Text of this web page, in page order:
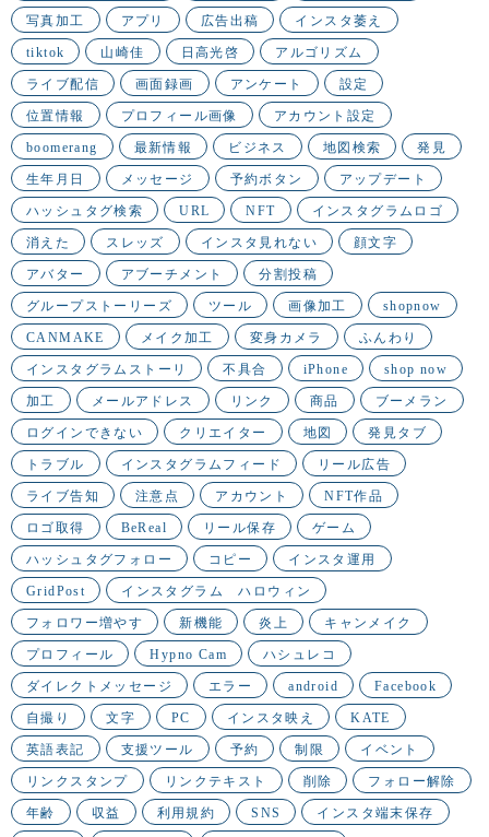
写真加工 アプリ 広告出稿 インスタ萎え
tiktok 山崎佳 日高光啓 アルゴリズム
ライブ配信 画面録画 アンケート 設定
位置情報 プロフィール画像 アカウント設定
boomerang 最新情報 ビジネス 地図検索 発見
生年月日 メッセージ 予約ボタン アップデート
ハッシュタグ検索 URL NFT インスタグラムロゴ
消えた スレッズ インスタ見れない 顔文字
アバター アブーチメント 分割投稿
グループストーリーズ ツール 画像加工 shopnow
CANMAKE メイク加工 変身カメラ ふんわり
インスタグラムストーリ 不具合 iPhone shop now
加工 メールアドレス リンク 商品 ブーメラン
ログインできない クリエイター 地図 発見タブ
トラブル インスタグラムフィード リール広告
ライブ告知 注意点 アカウント NFT作品
ロゴ取得 BeReal リール保存 ゲーム
ハッシュタグフォロー コピー インスタ運用
GridPost インスタグラム ハロウィン
フォロワー増やす 新機能 炎上 キャンメイク
プロフィール Hypno Cam ハシュレコ
ダイレクトメッセージ エラー android Facebook
自撮り 文字 PC インスタ映え KATE
英語表記 支援ツール 予約 制限 イベント
リンクスタンプ リンクテキスト 削除 フォロー解除
年齢 収益 利用規約 SNS インスタ端末保存